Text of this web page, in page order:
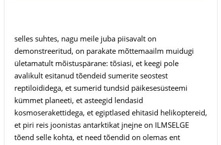
selles suhtes, nagu meile juba piisavalt on
demonstreeritud, on parakate mõttemaailm muidugi
ületamatult mõistuspärane: tõsiasi, et keegi pole
avalikult esitanud tõendeid sumerite seostest
reptiloididega, et sumerid tundsid päikesesüsteemi
kümmet planeeti, et asteegid lendasid
kosmoserakettidega, et egiptlased ehitasid helikoptereid,
et piri reis joonistas antarktikat jnejne on ILMSELGE
tõend selle kohta, et need tõendid on olemas ent